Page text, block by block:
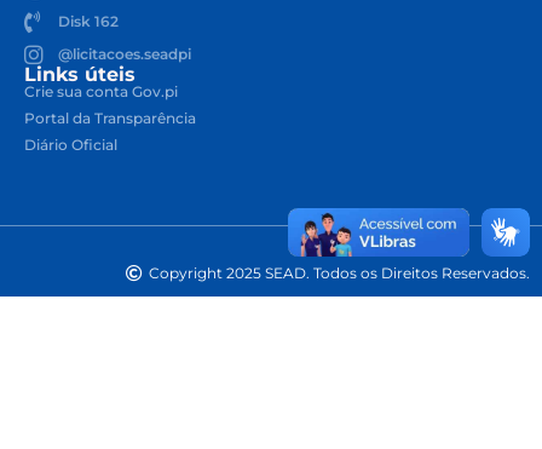
Disk 162
@licitacoes.seadpi
Links úteis
Crie sua conta Gov.pi
Portal da Transparência
Diário Oficial
Copyright 2025 SEAD. Todos os Direitos Reservados.